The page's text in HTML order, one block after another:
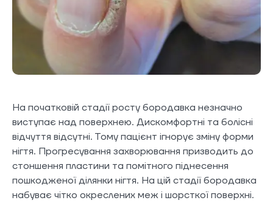
На початковій стадії росту бородавка незначно
виступає над поверхнею. Дискомфортні та болісні
відчуття відсутні. Тому пацієнт ігнорує зміну форми
нігтя. Прогресування захворювання призводить до
стоншення пластини та помітного піднесення
пошкодженої ділянки нігтя. На цій стадії бородавка
набуває чітко окреслених меж і шорсткої поверхні.